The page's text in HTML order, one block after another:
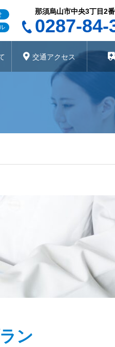
那須烏山市中央3丁目2
0287-84-
交通アクセス
ン